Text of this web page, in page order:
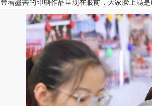
着墨香的印刷作品呈现在眼前，大家脸上满